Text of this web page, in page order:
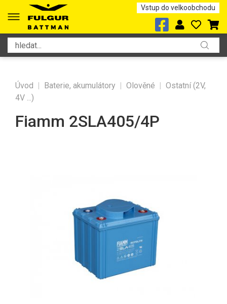
Vstup do velkoobchodu
Úvod | Baterie, akumulátory | Olověné | Ostatní (2V,
4V ...)
Fiamm 2SLA405/4P